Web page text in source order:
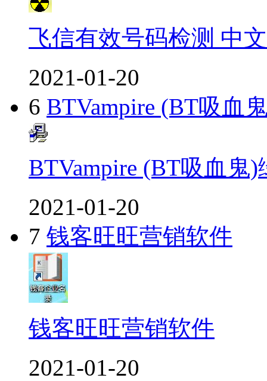
飞信有效号码检测 中
2021-01-20
6 BTVampire (BT吸血
BTVampire (BT吸血鬼
2021-01-20
7 钱客旺旺营销软件
钱客旺旺营销软件
2021-01-20